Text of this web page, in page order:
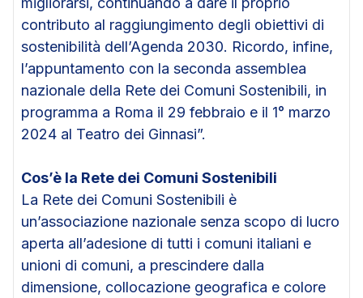
contributo al raggiungimento degli obiettivi di
sostenibilità dell’Agenda 2030. Ricordo, infine,
l’appuntamento con la seconda assemblea
nazionale della Rete dei Comuni Sostenibili, in
programma a Roma il 29 febbraio e il 1° marzo
2024 al Teatro dei Ginnasi”.
Cos’è la Rete dei Comuni Sostenibili
La Rete dei Comuni Sostenibili è
un’associazione nazionale senza scopo di lucro
aperta all’adesione di tutti i comuni italiani e
unioni di comuni, a prescindere dalla
dimensione, collocazione geografica e colore